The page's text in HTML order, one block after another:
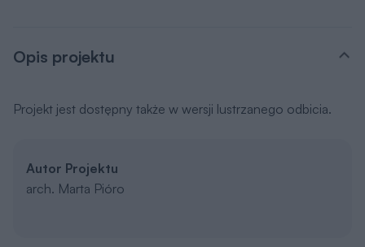
Opis projektu
Projekt jest dostępny także w wersji lustrzanego odbicia.
Autor Projektu
arch. Marta Pióro